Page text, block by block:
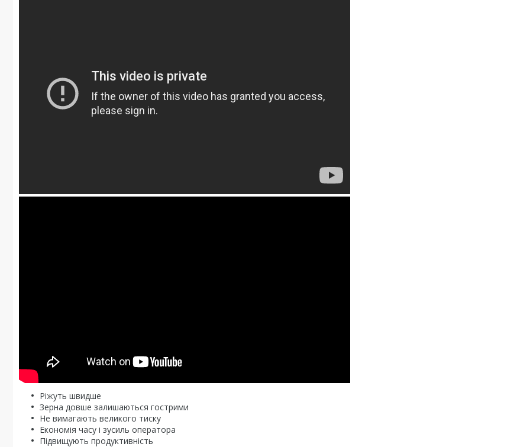
Ріжуть швидше
Зерна довше залишаються гострими
Не вимагають великого тиску
Економія часу і зусиль оператора
Підвищують продуктивність